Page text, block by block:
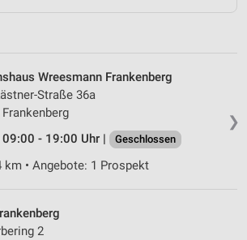
❯
Wreesmann Frankenberg
Straße 36a
09:00 - 19:00 Uhr |
Geschlossen
km • Angebote: 1 Prospekt
2